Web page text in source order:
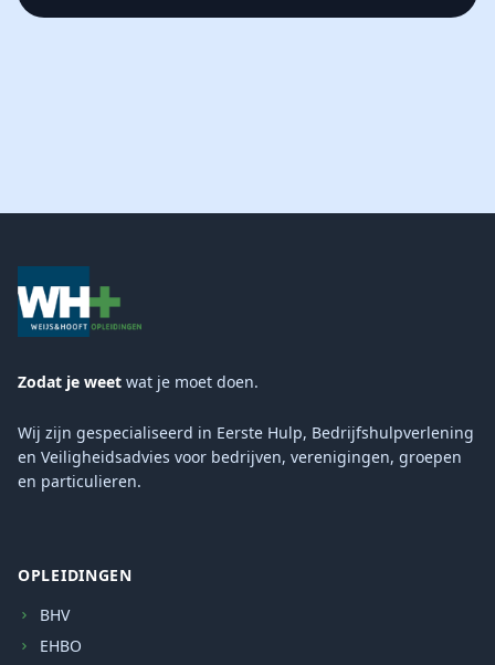
Zodat je weet wat je moet doen.
Wij zijn gespecialiseerd in Eerste Hulp, Bedrijfshulpverlening
en Veiligheidsadvies voor bedrijven, verenigingen, groepen
en particulieren.
OPLEIDINGEN
BHV
EHBO